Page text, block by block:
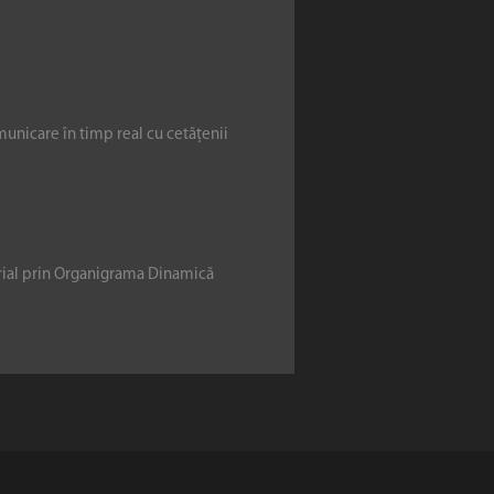
în timp real cu cetățenii
prin Organigrama Dinamică